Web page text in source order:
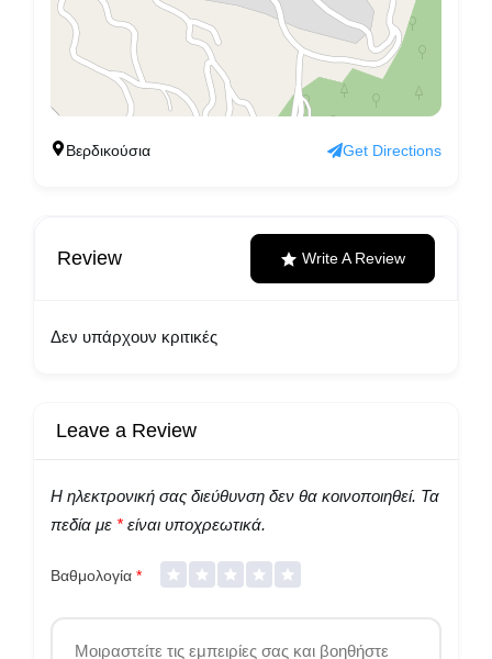
Βερδικούσια Get Directions
Review Write A Review
Δεν υπάρχουν κριτικές
Leave a Review
Η ηλεκτρονική σας διεύθυνση δεν θα κοινοποιηθεί. Τα
πεδία με * είναι υποχρεωτικά.
Βαθμολογία *